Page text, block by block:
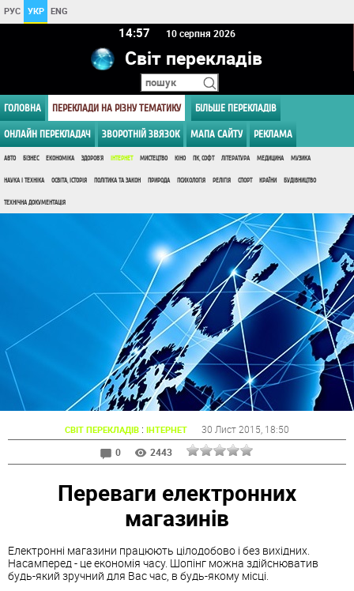
РУС УКР ENG
14 57 10 серпня 2026
Світ перекладів
ГОЛОВНА ПЕРЕКЛАДИ НА РІЗНУ ТЕМАТИКУ БІЛЬШЕ ПЕРЕКЛАДІВ
ОНЛАЙН ПЕРЕКЛАДАЧ ЗВОРОТНІЙ ЗВЯЗОК МАПА САЙТУ РЕКЛАМА
АВТО БІЗНЕС ЕКОНОМІКА ЗДОРОВ'Я ІНТЕРНЕТ МИСТЕЦТВО КІНО ПК, СОФТ ЛІТЕРАТУРА МЕДИЦИНА МУЗИКА
НАУКА І ТЕХНІКА ОСВІТА, ІСТОРІЯ ПОЛІТИКА ТА ЗАКОН ПРИРОДА ПСИХОЛОГІЯ РЕЛІГІЯ СПОРТ КРАЇНИ БУДІВНИЦТВО
ТЕХНІЧНА ДОКУМЕНТАЦІЯ
СВІТ ПЕРЕКЛАДІВ : ІНТЕРНЕТ 30 Лист 2015 , 18:50
0
2443
Переваги електронних
магазинів
Електронні магазини працюють цілодобово і без вихідних.
Насамперед - це економія часу. Шопінг можна здійснюватив
будь-який зручний для Вас час, в будь-якому місці.